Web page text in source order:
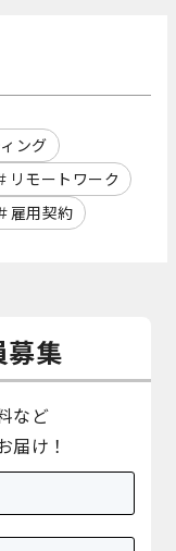
ング
リモートワーク
雇用契約
募集
など
届け！